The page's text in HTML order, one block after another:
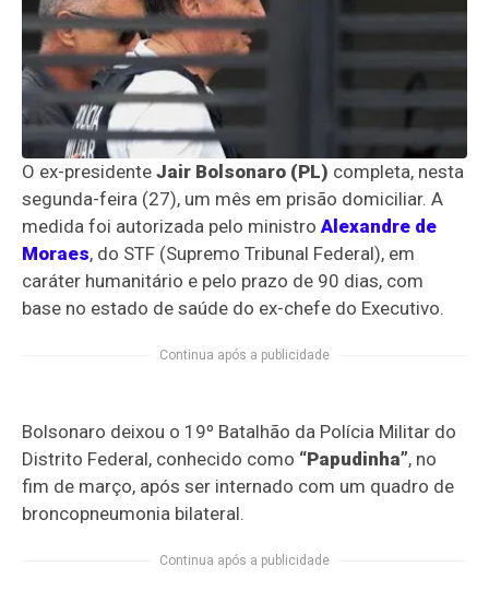
O ex-presidenteJair Bolsonaro (PL) completa, nesta
segunda-feira (27), um mês em prisão domiciliar. A
medida foi autorizada pelo ministroAlexandre de
Moraes, do STF (Supremo Tribunal Federal), em
caráter humanitário e pelo prazo de 90 dias, com
base no estado de saúde do ex-chefe do Executivo.
Continua após a publicidade
Bolsonaro deixou o 19º Batalhão da Polícia Militar do
Distrito Federal, conhecido como “Papudinha”, no
fim de março, após ser internado com um quadro de
broncopneumonia bilateral.
Continua após a publicidade